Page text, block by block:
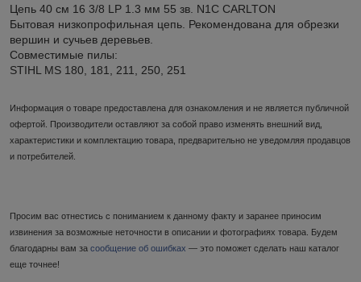
Цепь 40 см 16 3/8 LP 1.3 мм 55 зв. N1C CARLTON
Бытовая низкопрофильная цепь. Рекомендована для обрезки
вершин и сучьев деревьев.
Совместимые пилы:
STIHL MS 180, 181, 211, 250, 251
Информация о товаре предоставлена для ознакомления и не является публичной
офертой. Производители оставляют за собой право изменять внешний вид,
характеристики и комплектацию товара, предварительно не уведомляя продавцов
и потребителей.
Просим вас отнестись с пониманием к данному факту и заранее приносим
извинения за возможные неточности в описании и фотографиях товара. Будем
благодарны вам за сообщение об ошибках — это поможет сделать наш каталог
еще точнее!